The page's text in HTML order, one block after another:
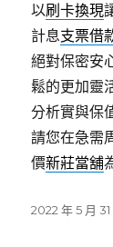
以刷卡換現
計息支票借
絕對保密安
鬆的更加靈
分析實與保
請您在急需
價新莊當舖
發
2022 年 5 月 31